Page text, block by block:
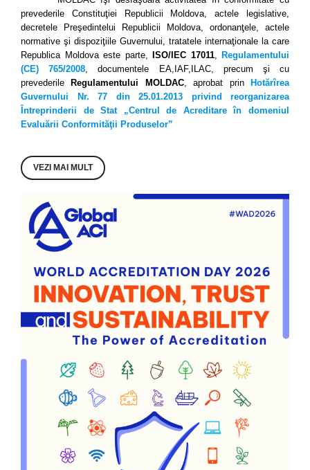
prevederile Constituţiei Republicii Moldova, actele legislative,
decretele Preşedintelui Republicii Moldova, ordonanţele, actele
normative şi dispoziţiile Guvernului, tratatele internaţionale la care
Republica Moldova este parte,
ISO/IEC 17011, Regulamentului
(CE) 765/2008, documentele EA,IAF,ILAC, precum şi cu
prevederile
Regulamentului MOLDAC, aprobat prin
Hotărîrea
Guvernului Nr. 77 din 25.01.2013 privind reorganizarea
Întreprinderii de Stat „Centrul de Acreditare în domeniul
Evaluării Conformităţii Produselor”
VEZI MAI MULT